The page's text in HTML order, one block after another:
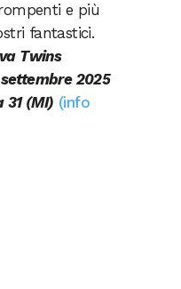
e più
fantastici.
Twins
2025
31 (MI) (info